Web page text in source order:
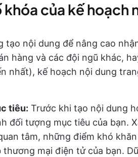
khóa của kế hoạch
tạo nội dung để nâng cao
hàng và các đội ngũ khác,
nhất), kế hoạch nội dung
tiêu: Trước khi tạo nội dung
đối tượng mục tiêu của bạn.
tâm, những điểm khó
mại điện tử của bạn.